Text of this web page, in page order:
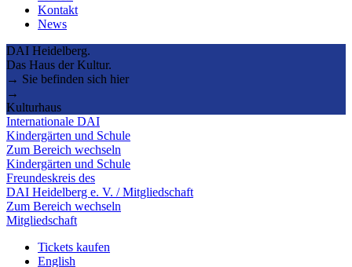
Kontakt
News
DAI Heidelberg.
Das Haus der Kultur.
→ Sie befinden sich hier
→
Kulturhaus
Internationale DAI
Kindergärten und Schule
Zum Bereich wechseln
Kindergärten und Schule
Freundeskreis des
DAI Heidelberg e. V. / Mitgliedschaft
Zum Bereich wechseln
Mitgliedschaft
Tickets kaufen
English